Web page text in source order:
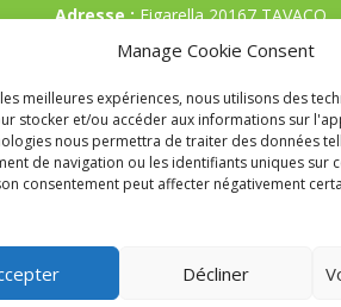
Manage Cookie Consent
meilleures expériences, nous utilisons des
stocker et/ou accéder aux informations sur
nous permettra de traiter des données
de navigation ou les identifiants uniques sur
consentement peut affecter négativement
Décliner
Adresse :Figarella 20167 TAVACO